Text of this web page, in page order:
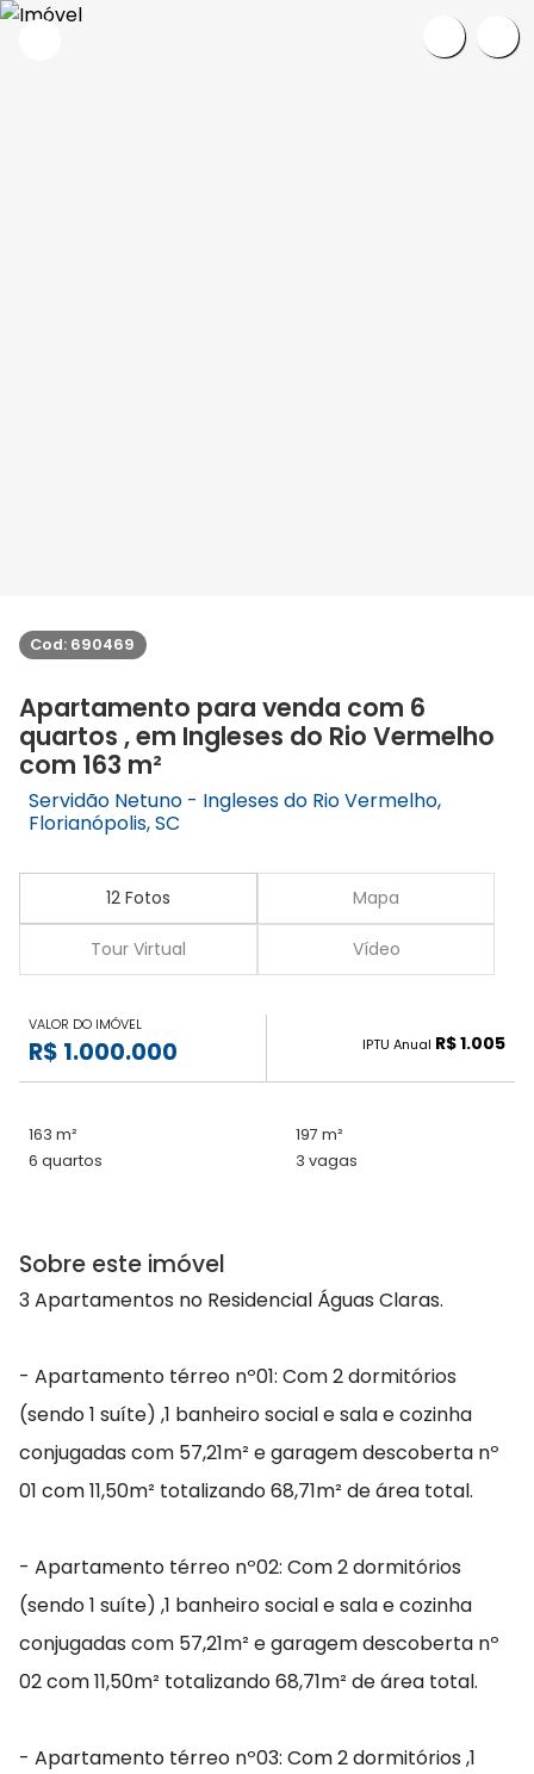
Cod: 690469
Apartamento para venda com 6
quartos , em Ingleses do Rio Vermelho
com 163 m²
Servidão Netuno - Ingleses do Rio Vermelho,
Florianópolis, SC
12 Fotos Mapa
Tour Virtual Vídeo
VALOR DO IMÓVEL
R$ 1.000.000 IPTU Anual R$ 1.005
163 m²
197 m²
6 quartos
3 vagas
Sobre este imóvel
3 Apartamentos no Residencial Águas Claras.
- Apartamento térreo nº01: Com 2 dormitórios
(sendo 1 suíte) ,1 banheiro social e sala e cozinha
conjugadas com 57,21m² e garagem descoberta nº
01 com 11,50m² totalizando 68,71m² de área total.
- Apartamento térreo nº02: Com 2 dormitórios
(sendo 1 suíte) ,1 banheiro social e sala e cozinha
conjugadas com 57,21m² e garagem descoberta nº
02 com 11,50m² totalizando 68,71m² de área total.
- Apartamento térreo nº03: Com 2 dormitórios ,1